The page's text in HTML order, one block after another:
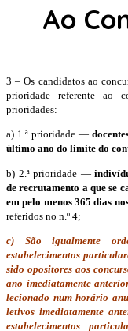
Ao
3 – Os candidatos ao
prioridade referente ao
prioridades:
a) 1.ª prioridade —
último ano do limite do
b) 2.ª prioridade —
de recrutamento a que se
em pelo menos 365 dias
referidos no n.º 4;
c) São igualmente
estabelecimentos
sido opositores aos
ano imediatamente
lecionado num horário
letivos imediatamente
estabelecimentos